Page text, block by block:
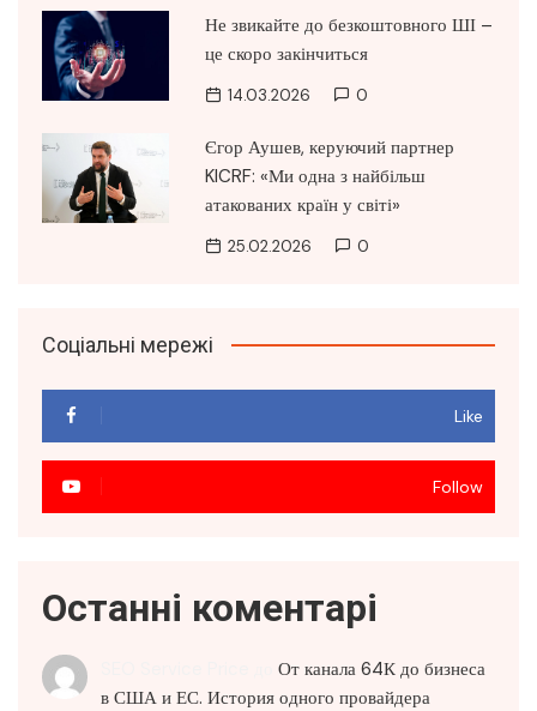
Не звикайте до безкоштовного ШІ –
це скоро закінчиться
14.03.2026 0
Єгор Аушев, керуючий партнер
KICRF: «Ми одна з найбільш
атакованих країн у світі»
25.02.2026 0
Соціальні мережі
Like
Follow
Останні коментарі
От канала 64К до бизнеса
в США и ЕС. История одного провайдера